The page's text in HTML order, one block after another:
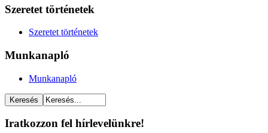
Szeretet történetek
Szeretet történetek
Munkanapló
Munkanapló
Iratkozzon fel hírlevelünkre!